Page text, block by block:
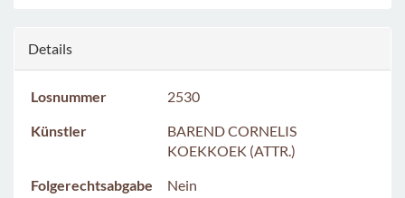
Details
Losnummer
2530
Künstler
BAREND CORNELIS
KOEKKOEK (ATTR.)
Folgerechtsabgabe
Nein